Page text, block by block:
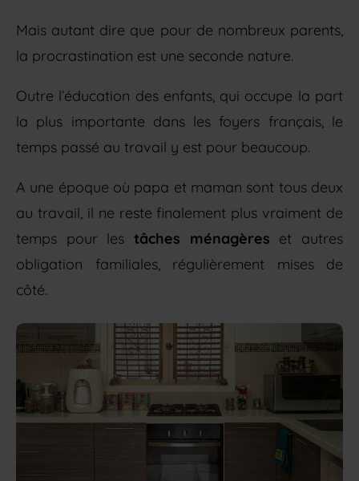
Mais autant dire que pour de nombreux parents,
la procrastination est une seconde nature.
Outre l’éducation des enfants, qui occupe la part
la plus importante dans les foyers français, le
temps passé au travail y est pour beaucoup.
A une époque où papa et maman sont tous deux
au travail, il ne reste finalement plus vraiment de
temps pour les tâches ménagères et autres
obligation familiales, régulièrement mises de
côté.